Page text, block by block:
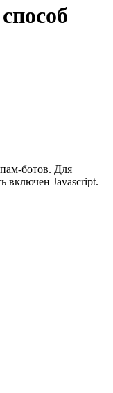
ботов. Для
включен Javascript.